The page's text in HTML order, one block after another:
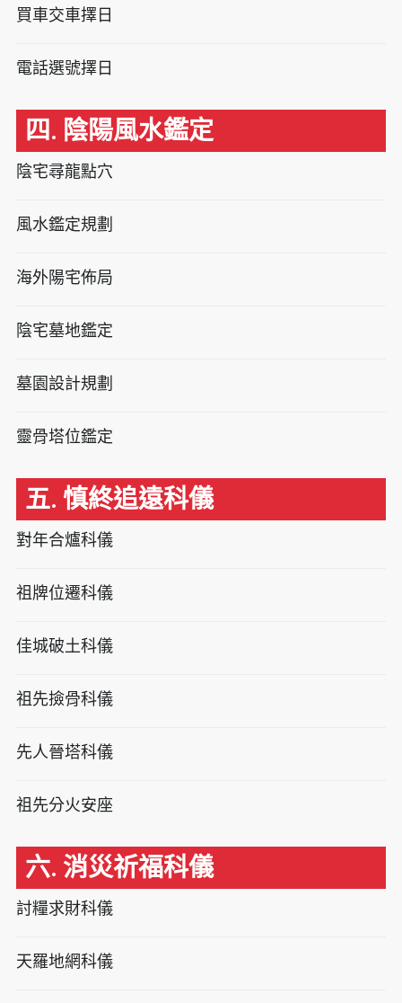
買車交車擇日
電話選號擇日
四. 陰陽風水鑑定
陰宅尋龍點穴
風水鑑定規劃
海外陽宅佈局
陰宅墓地鑑定
墓園設計規劃
靈骨塔位鑑定
五. 慎終追遠科儀
對年合爐科儀
祖牌位遷科儀
佳城破土科儀
祖先撿骨科儀
先人晉塔科儀
祖先分火安座
六. 消災祈福科儀
討糧求財科儀
天羅地網科儀